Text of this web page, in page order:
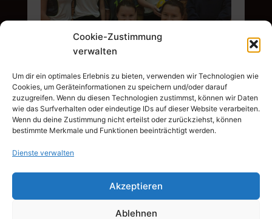
Cookie-Zustimmung
verwalten
Um dir ein optimales Erlebnis zu bieten, verwenden wir Technologien wie
Cookies, um Geräteinformationen zu speichern und/oder darauf
zuzugreifen. Wenn du diesen Technologien zustimmst, können wir Daten
wie das Surfverhalten oder eindeutige IDs auf dieser Website verarbeiten.
Wenn du deine Zustimmung nicht erteilst oder zurückziehst, können
bestimmte Merkmale und Funktionen beeinträchtigt werden.
Dienste verwalten
Akzeptieren
Ablehnen
© 2026 TSV 1847 Weilheim e.V. Alle Rechte
vorbehalten.